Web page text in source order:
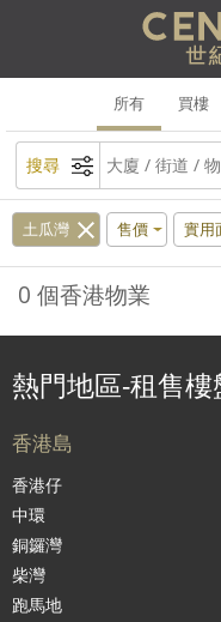
所有 買樓
搜尋
土瓜灣 售價 實用
0 個香港物業
熱門地區-租售樓
香港島
香港仔
中環
銅鑼灣
柴灣
跑馬地